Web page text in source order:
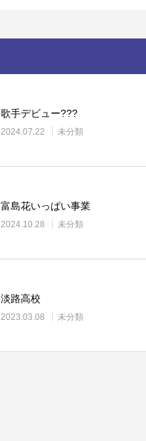
歌手デビュー???
2024.07.22 未分類
富島花いっぱい事業
2024.10.28 未分類
淡路高校
2023.03.08 未分類